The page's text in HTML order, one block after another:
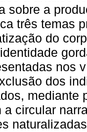
sobre a
três temas
do
nos
dos
mediante
a circular